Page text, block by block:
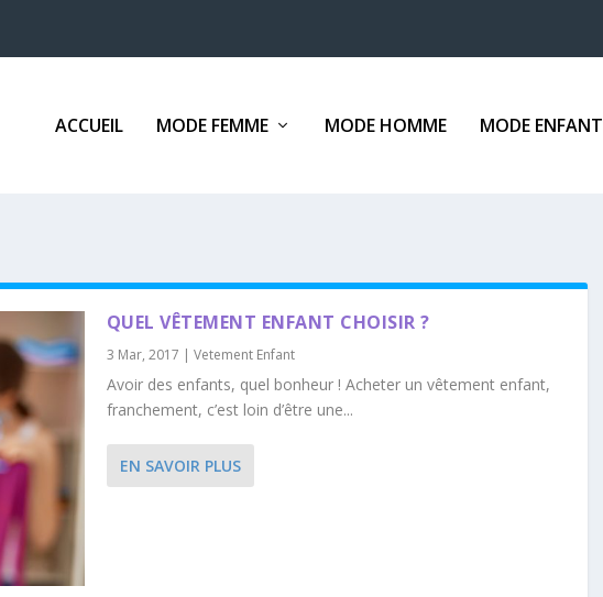
ACCUEIL MODE FEMME MODE HOMME MODE ENFANT
QUEL VÊTEMENT ENFANT CHOISIR ?
3 Mar, 2017 | Vetement Enfant
Avoir des enfants, quel bonheur ! Acheter un vêtement enfant,
franchement, c’est loin d’être une...
EN SAVOIR PLUS